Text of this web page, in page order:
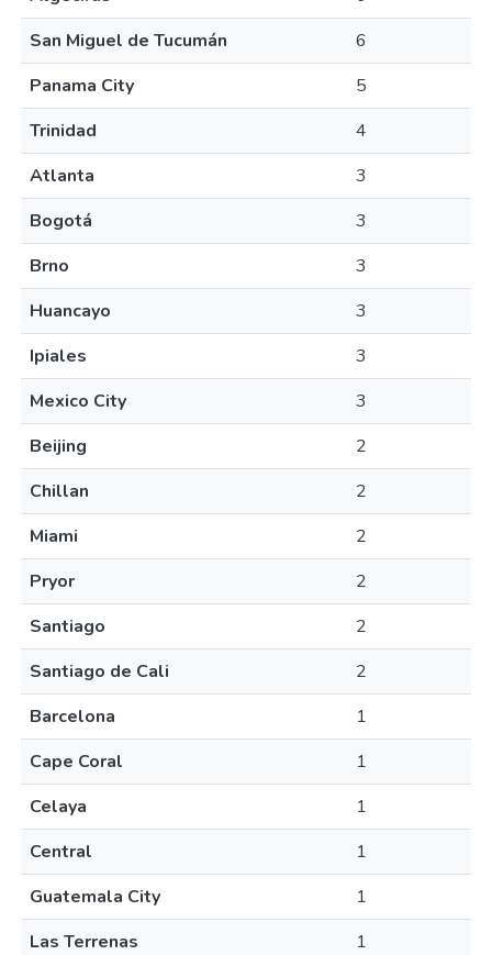
San Miguel de Tucumán
6
Panama City
5
Trinidad
4
Atlanta
3
Bogotá
3
Brno
3
Huancayo
3
Ipiales
3
Mexico City
3
Beijing
2
Chillan
2
Miami
2
Pryor
2
Santiago
2
Santiago de Cali
2
Barcelona
1
Cape Coral
1
Celaya
1
Central
1
Guatemala City
1
Las Terrenas
1